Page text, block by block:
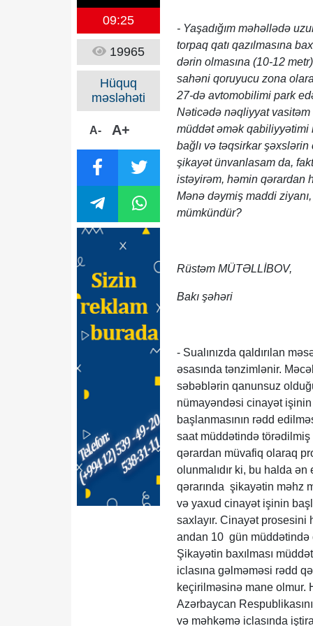
09:25
19965
Hüquq
məsləhəti
A- A+
- Yaşadığım məhəllədə
torpaq qatı qazılmasına
dərin olmasına (10-12
sahəni qoruyucu zona
27-də avtomobilimi park
Nəticədə nəqliyyat vasitəm
müddət əmək
bağlı və təqsirkar
şikayət ünvanlasam da, fakt
istəyirəm, həmin qərardan
Mənə dəymiş maddi
mümkündür?
Rüstəm MÜTƏLLİBOV,
Bakı şəhəri
- Sualınızda qaldırılan
əsasında tənzimlənir.
səbəblərin qanunsuz
nümayəndəsi cinayət işinin
başlanmasının rədd
saat müddətində
qərardan müvafiq olaraq
olunmalıdır ki, bu halda
qərarında şikayətin məhz
və yaxud cinayət işinin
saxlayır. Cinayət prosesini
andan 10 gün müddətində
Şikayətin baxılması
iclasına gəlməməsi rədd
keçirilməsinə mane olmur.
Azərbaycan
və məhkəmə iclasında